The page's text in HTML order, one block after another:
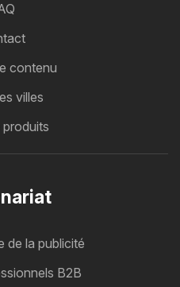
contenu
villes
produits
de la publicité
B2B